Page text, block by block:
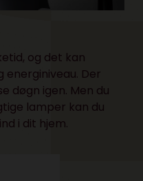
og det kan
Der
døgn igen. Men du
lamper kan du
i dit hjem.